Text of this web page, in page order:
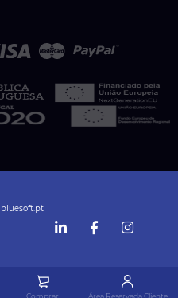
bluesoft.pt
Comprar Área Reservada Cliente